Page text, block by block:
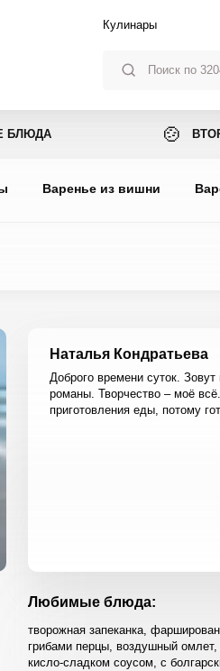
Кулинары
БЛЮДА 🍲
Варенье из вишни
Наталья Кондратьева
Доброго времени суток.
романы. Творчество – моё
приготовления еды, потому
Любимые блюда:
творожная запеканка,
грибами перцы, воздушный омлет,
кисло-сладком соусом, с